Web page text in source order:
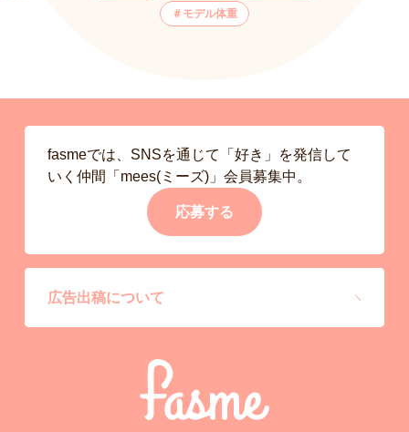
モデル体重
fasmeでは、SNSを通じて「好き」を発信して
いく仲間「mees(ミーズ)」会員募集中。
応募する
広告出稿について